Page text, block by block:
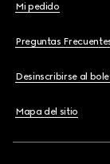
Mi pedido
Preguntas
Desinscribirse al
Mapa del sitio